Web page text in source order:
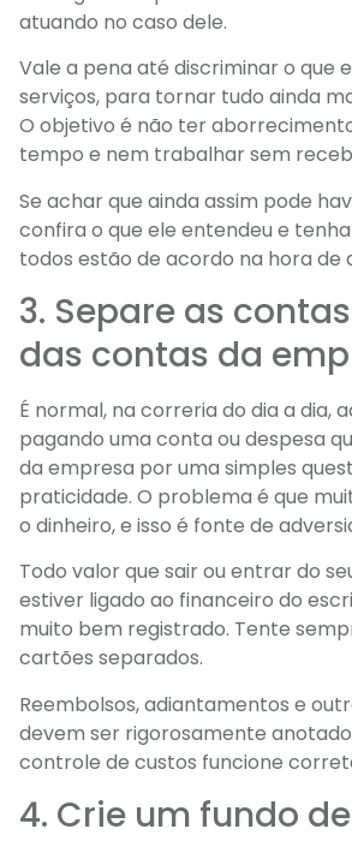
atuando no caso dele.
Vale a pena até discriminar o que
serviços, para tornar tudo ainda
O objetivo é não ter
tempo e nem trabalhar sem
Se achar que ainda assim pode
confira o que ele entendeu e
todos estão de acordo na hora de
3. Separe as
das contas da
É normal, na correria do dia a dia,
pagando uma conta ou despesa
da empresa por uma simples
praticidade. O problema é que
o dinheiro, e isso é fonte de
Todo valor que sair ou entrar do
estiver ligado ao financeiro do
muito bem registrado. Tente
cartões separados.
Reembolsos, adiantamentos e
devem ser rigorosamente
controle de custos funcione
4. Crie um fundo